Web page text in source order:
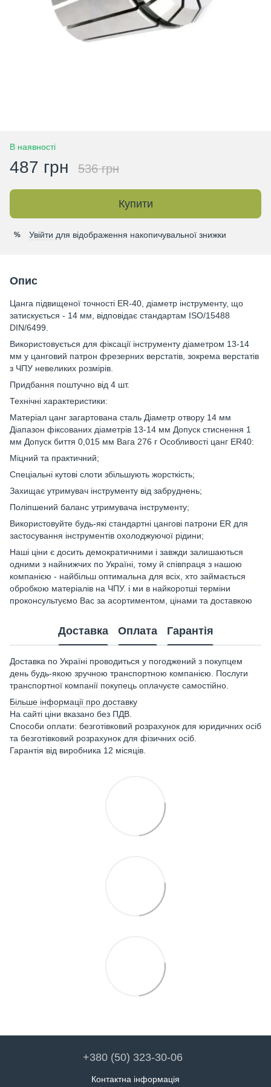
В наявності
487 грн 536 грн
Купити
% Увійти для відображення накопичувальної знижки
Опис
Цанга підвищеної точності ER-40, діаметр інструменту, що
затискується - 14 мм, відповідає стандартам ISO/15488
DIN/6499.
Використовується для фіксації інструменту діаметром 13-14
мм у цанговий патрон фрезерних верстатів, зокрема верстатів
з ЧПУ невеликих розмірів.
Придбання поштучно від 4 шт.
Технічні характеристики:
Матеріал цанг загартована сталь Діаметр отвору 14 мм
Діапазон фіксованих діаметрів 13-14 мм Допуск стиснення 1
мм Допуск биття 0,015 мм Вага 276 г Особливості цанг ER40:
Міцний та практичний;
Спеціальні кутові слоти збільшують жорсткість;
Захищає утримувач інструменту від забруднень;
Поліпшений баланс утримувача інструменту;
Використовуйте будь-які стандартні цангові патрони ER для
застосування інструментів охолоджуючої рідини;
Наші ціни є досить демократичними і завжди залишаються
одними з найнижчих по Україні, тому й співпраця з нашою
компанією - найбільш оптимальна для всіх, хто займається
обробкою матеріалів на ЧПУ. і ми в найкоротші терміни
проконсультуємо Вас за асортиментом, цінами та доставкою
Доставка Оплата Гарантія
Доставка по Україні проводиться у погоджений з покупцем
день будь-якою зручною транспортною компанією. Послуги
транспортної компанії покупець оплачуєте самостійно.
Більше інформації про доставку
На сайті ціни вказано без ПДВ.
Способи оплати: безготівковий розрахунок для юридичних осіб
та безготівковий розрахунок для фізичних осіб.
Гарантія від виробника 12 місяців.
+380 (50) 323-30-06
Контактна інформація